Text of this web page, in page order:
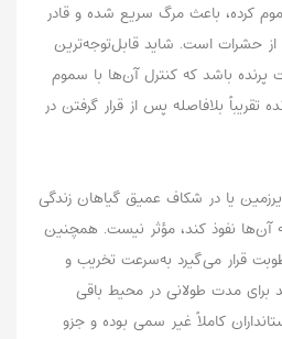
کرده، باعث مرگ سریع شده و قادر
حشرات است. شاید قابل‌توجه‌ترین
پرنده باشد که کنترل آن‌ها با سموم
بلافاصله پس از قرار گرفتن در
یا در شکاف عمیق گیاهان زندگی
آن‌ها نفوذ کند، مؤثر نیست. همچنین
قرار می‌گیرد به‌سرعت تخریب و
برای مدت طولانی در محیط باقی
کاملاً غیر سمی بوده و جزو